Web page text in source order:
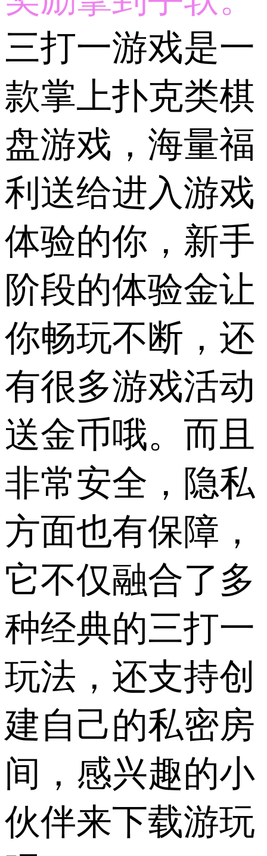
三打一游戏是一
款掌上扑克类棋
盘游戏，海量福
利送给进入游戏
体验的你，新手
阶段的体验金让
你畅玩不断，还
有很多游戏活动
送金币哦。而且
非常安全，隐私
方面也有保障，
它不仅融合了多
种经典的三打一
玩法，还支持创
建自己的私密房
间，感兴趣的小
伙伴来下载游玩